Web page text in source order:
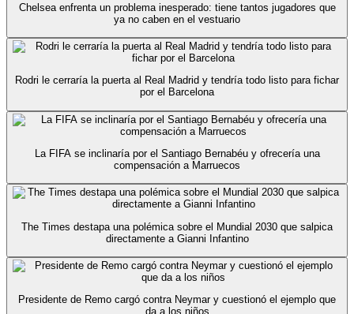
Chelsea enfrenta un problema inesperado: tiene tantos jugadores que
ya no caben en el vestuario
Rodri le cerraría la puerta al Real Madrid y tendría todo listo para fichar
por el Barcelona
La FIFA se inclinaría por el Santiago Bernabéu y ofrecería una
compensación a Marruecos
The Times destapa una polémica sobre el Mundial 2030 que salpica
directamente a Gianni Infantino
Presidente de Remo cargó contra Neymar y cuestionó el ejemplo que
da a los niños